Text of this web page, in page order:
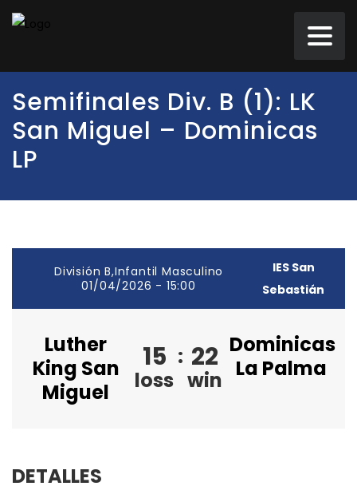
Semifinales Div. B (1): LK
San Miguel – Dominicas
LP
División B,Infantil Masculino
01/04/2026 - 15:00
IES San
Sebastián
Luther
King San
Miguel
15
loss
: 22
win
Dominicas
La Palma
DETALLES